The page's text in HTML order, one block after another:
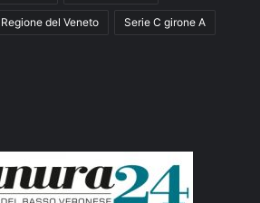
Regione del Veneto Serie C girone A